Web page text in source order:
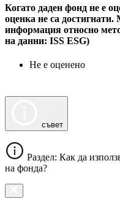
Когато даден фонд не е
оценка не са
информация относно
на данни: ISS ESG)
Не е оценено
съвет
Раздел: Как да
на фонда?